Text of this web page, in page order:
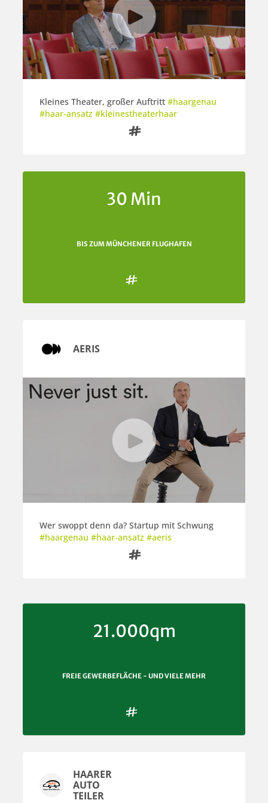
Kleines Theater, großer Auftritt #haargenau
#haar-ansatz #kleinestheaterhaar

30 Min
BIS ZUM MÜNCHENER FLUGHAFEN

AERIS
Wer swoppt denn da? Startup mit Schwung
#haargenau #haar-ansatz #aeris

21.000qm
FREIE GEWERBEFLÄCHE - UND VIELE MEHR

HAARER
AUTO
TEILER